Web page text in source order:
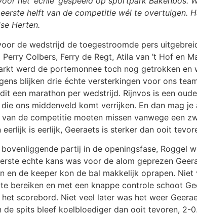
helft van de competitie wél te overtuigen.
Herten.
de wedstrijd de toegestroomde pers
Colbers, Ferry de Regt, Atila van ’t Hof en
werd de portemonnee toch nog getrokken en
blijken drie échte versterkingen voor ons
een marathon per wedstrijd. Rijnvos is een
ons middenveld komt verrijken. En dan mag
de competitie moeten missen vanwege een
is eerlijk, Geeraets is sterker dan ooit
partij in de openingsfase,
echte kans was voor de alom geprezen
en de keeper kon de bal makkelijk oprapen.
bereiken en met een knappe controle schoot
scorebord. Niet veel later was het weer
de spits bleef koelbloediger dan ooit tevoren,